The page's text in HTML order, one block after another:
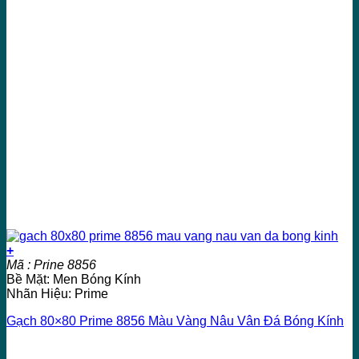
+
Mã : Prine 8856
Bề Mặt: Men Bóng Kính
Nhãn Hiệu: Prime
Gạch 80×80 Prime 8856 Màu Vàng Nâu Vân Đá Bóng Kính